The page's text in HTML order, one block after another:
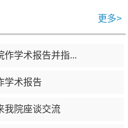
更多>
作学术报告并指...
学术报告
我院座谈交流